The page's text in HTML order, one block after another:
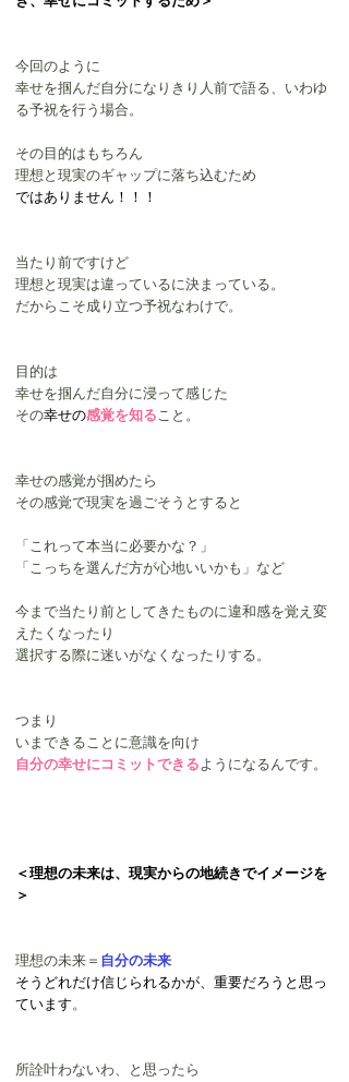
今回のように
幸せを掴んだ自分になりきり人前で語る、いわゆ
る予祝を行う場合。
その目的はもちろん
理想と現実のギャップに落ち込むため
ではありません！！！
当たり前ですけど
理想と現実は違っているに決まっている。
だからこそ成り立つ予祝なわけで。
目的は
幸せを掴んだ自分に浸って感じた
その幸せの感覚を知ること。
幸せの感覚が掴めたら
その感覚で現実を過ごそうとすると
「これって本当に必要かな？」
「こっちを選んだ方が心地いいかも」など
今まで当たり前としてきたものに違和感を覚え変
えたくなったり
選択する際に迷いがなくなったりする。
つまり
いまできることに意識を向け
自分の幸せにコミットできるようになるんです。
＜理想の未来は、現実からの地続きでイメージを
＞
理想の未来＝ 自分の未来
そうどれだけ信じられるかが、重要だろうと思っ
ています。
所詮叶わないわ、と思ったら